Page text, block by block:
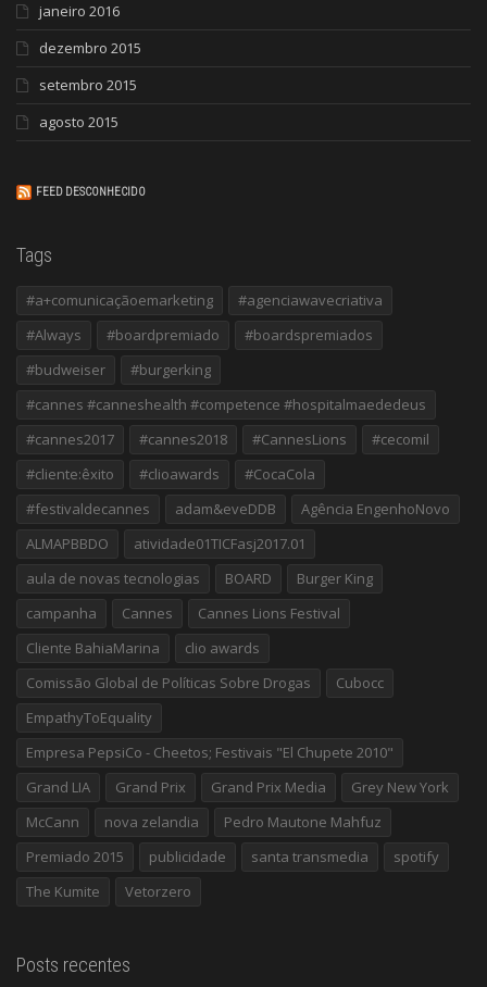
janeiro 2016
dezembro 2015
setembro 2015
agosto 2015
FEED DESCONHECIDO
Tags
#a+comunicaçãoemarketing
#agenciawavecriativa
#Always
#boardpremiado
#boardspremiados
#budweiser
#burgerking
#cannes #canneshealth #competence #hospitalmaededeus
#cannes2017
#cannes2018 #CannesLions
#cecomil
#cliente:êxito
#clioawards
#CocaCola
#festivaldecannes
adam&eveDDB
Agência EngenhoNovo
ALMAPBBDO
atividade01TICFasj2017.01
aula de novas tecnologias
BOARD
Burger King
campanha
Cannes
Cannes Lions Festival
Cliente BahiaMarina
clio awards
Comissão Global de Políticas Sobre Drogas
Cubocc
EmpathyToEquality
Empresa PepsiCo - Cheetos; Festivais "El Chupete 2010"
Grand LIA
Grand Prix Grand Prix Media
Grey New York
McCann
nova zelandia
Pedro Mautone Mahfuz
Premiado 2015
publicidade santa transmedia
spotify
The Kumite
Vetorzero
Posts recentes